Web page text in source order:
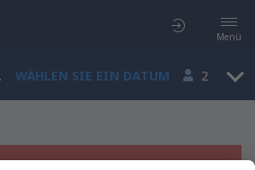
Menü
WÄHLEN SIE EIN DATUM 2